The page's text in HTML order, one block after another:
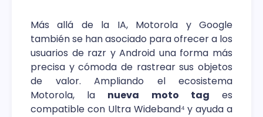
Más allá de la IA, Motorola y Google
también se han asociado para ofrecer a los
usuarios de razr y Android una forma más
precisa y cómoda de rastrear sus objetos
de valor. Ampliando el ecosistema
Motorola, la nueva moto tag es
compatible con Ultra Wideband⁴ y ayuda a